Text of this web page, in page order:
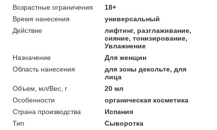
Возрастные ограничения
18+
Время нанесения
универсальный
Действие
лифтинг, разглаживание,
сияние, тонизирование,
Увлажнение
Назначение
Для женщин
Область нанесения
для зоны декольте, для
лица
Объем, мл/Вес, г
20 мл
Особенности
органическая косметика
Страна производства
Испания
Тип
Сыворотка